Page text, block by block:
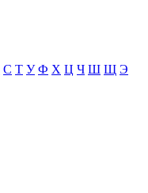
С Т У Ф Х Ц Ч Ш Щ Э